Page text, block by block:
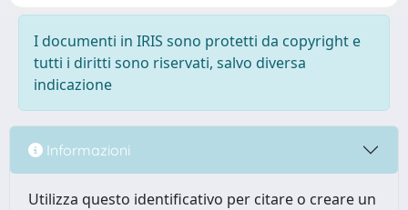
I documenti in IRIS sono protetti da copyright e
tutti i diritti sono riservati, salvo diversa
indicazione
Informazioni
Utilizza questo identificativo per citare o creare un